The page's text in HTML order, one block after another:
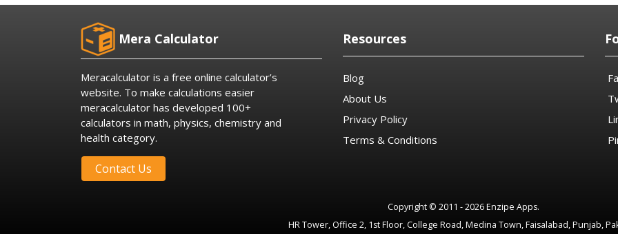
Mera Calculator
Meracalculator is a free online calculator’s
website. To make calculations easier
meracalculator has developed 100+
calculators in math, physics, chemistry and
health category.
Contact Us
Resources
Blog
About Us
Privacy Policy
Terms & Conditions
Copyright © 2011 - 2026 Enzipe Apps.
HR Tower, Office 2, 1st Floor, College Road, Medina Town, Faisalabad, Punjab,